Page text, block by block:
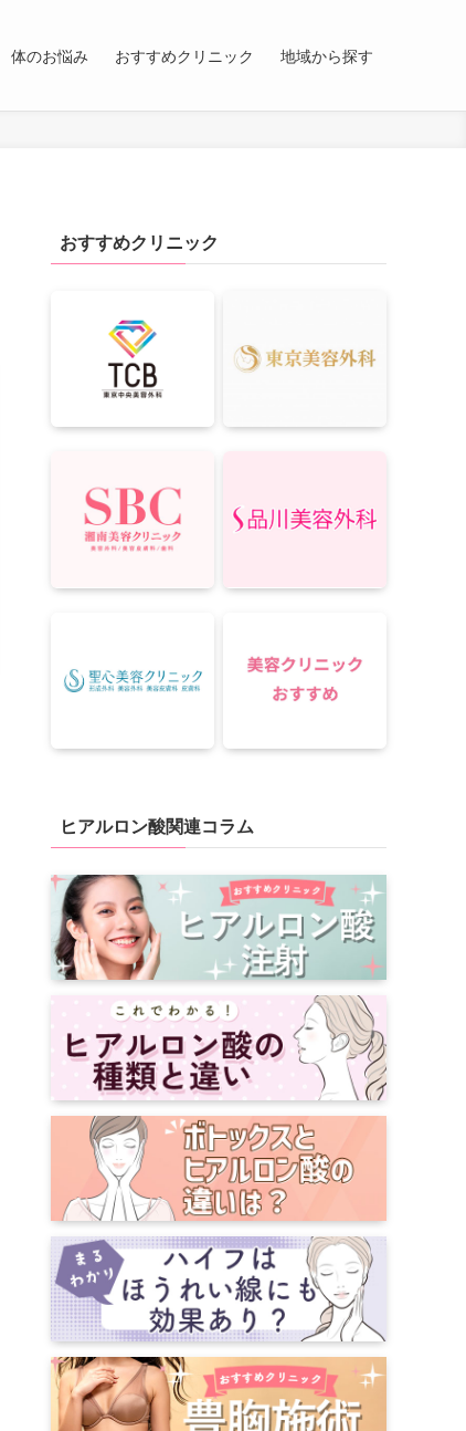
体のお悩み おすすめクリニック 地域から探す
おすすめクリニック
ヒアルロン酸関連コラム